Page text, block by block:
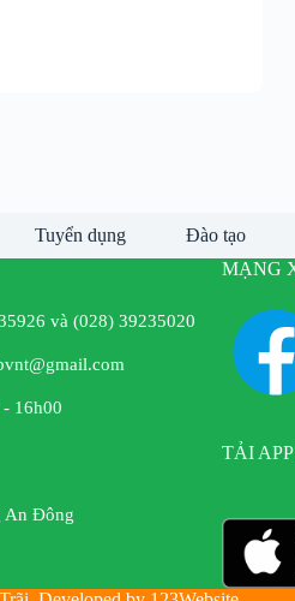
Tuyển dụng Đào tạo
và (028) 39235020
16h00
An Đông
MẠNG
TẢI